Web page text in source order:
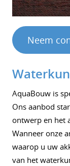
Neem
AquaBouw is
Ons aanbod
ontwerp en het
Wanneer onze
waarop u uw
van het